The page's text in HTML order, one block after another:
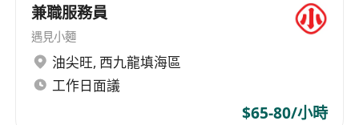
兼職服務員
遇見小麵
油尖旺, 西九龍填海區
工作日面議
$65-80/小時